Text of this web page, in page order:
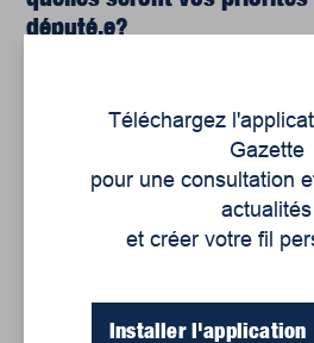
député.e?
accrues en matière de
et d’environnement. Le Bloc
dans le dernier mandat le
obliger Ottawa à respecter
les règlements municipaux
lorsque le fédéral intervient
dans ses champs de
Téléchargez
Gazette
pour une consultation
actualités
et créer votre fil
Installer l'application